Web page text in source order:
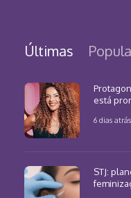
Últimas
está
6 dias atrás
STJ: